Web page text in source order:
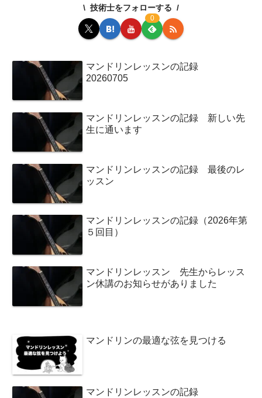
技術士をフォローする
0
マンドリンレッスンの記録
20260705
マンドリンレッスンの記録 新しい先
生に通います
マンドリンレッスンの記録 最後のレ
ッスン
マンドリンレッスンの記録（2026年第
５回目）
マンドリンレッスン 先生からレッス
ン休講のお知らせがありました
マンドリンの最適な弦を見つける
マンドリンレッスンの記録